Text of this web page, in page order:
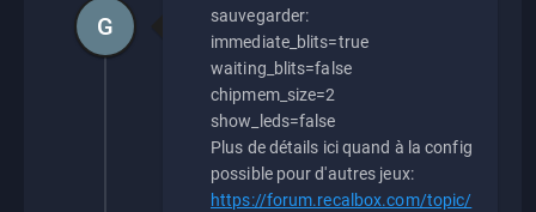
sauvegarder:
immediate_blits=true
waiting_blits=false
chipmem_size=2
show_leds=false
Plus de détails ici quand à la config
possible pour d'autres jeux:
https://forum.recalbox.com/topic/
G